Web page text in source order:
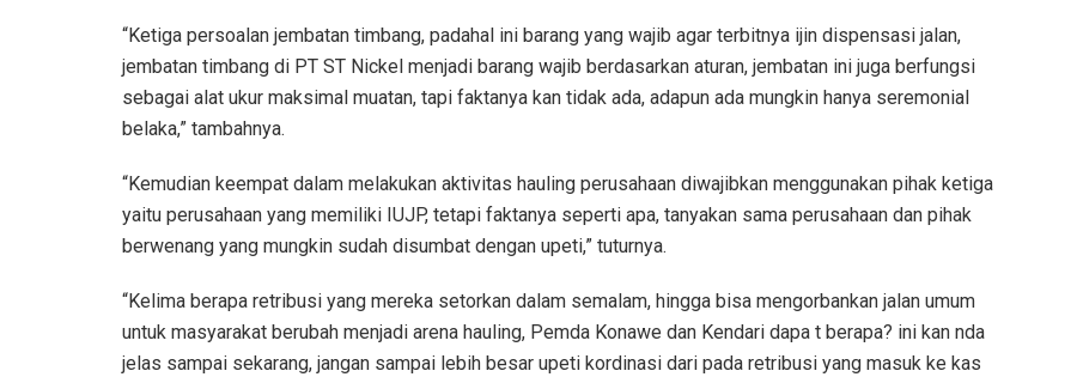
“Ketiga persoalan jembatan timbang, padahal ini barang yang wajib agar terbitnya ijin dispensasi jalan,
jembatan timbang di PT ST Nickel menjadi barang wajib berdasarkan aturan, jembatan ini juga berfungsi
sebagai alat ukur maksimal muatan, tapi faktanya kan tidak ada, adapun ada mungkin hanya seremonial
belaka,” tambahnya.
“Kemudian keempat dalam melakukan aktivitas hauling perusahaan diwajibkan menggunakan pihak ketiga
yaitu perusahaan yang memiliki IUJP, tetapi faktanya seperti apa, tanyakan sama perusahaan dan pihak
berwenang yang mungkin sudah disumbat dengan upeti,” tuturnya.
“Kelima berapa retribusi yang mereka setorkan dalam semalam, hingga bisa mengorbankan jalan umum
untuk masyarakat berubah menjadi arena hauling, Pemda Konawe dan Kendari dapa t berapa? ini kan nda
jelas sampai sekarang, jangan sampai lebih besar upeti kordinasi dari pada retribusi yang masuk ke kas